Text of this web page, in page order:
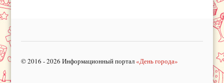
© 2016 - 2026 Информационный портал «День города»